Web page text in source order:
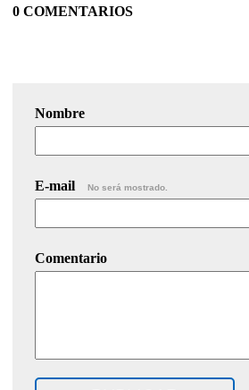
0 COMENTARIOS
Nombre
E-mail No será mostrado.
Comentario